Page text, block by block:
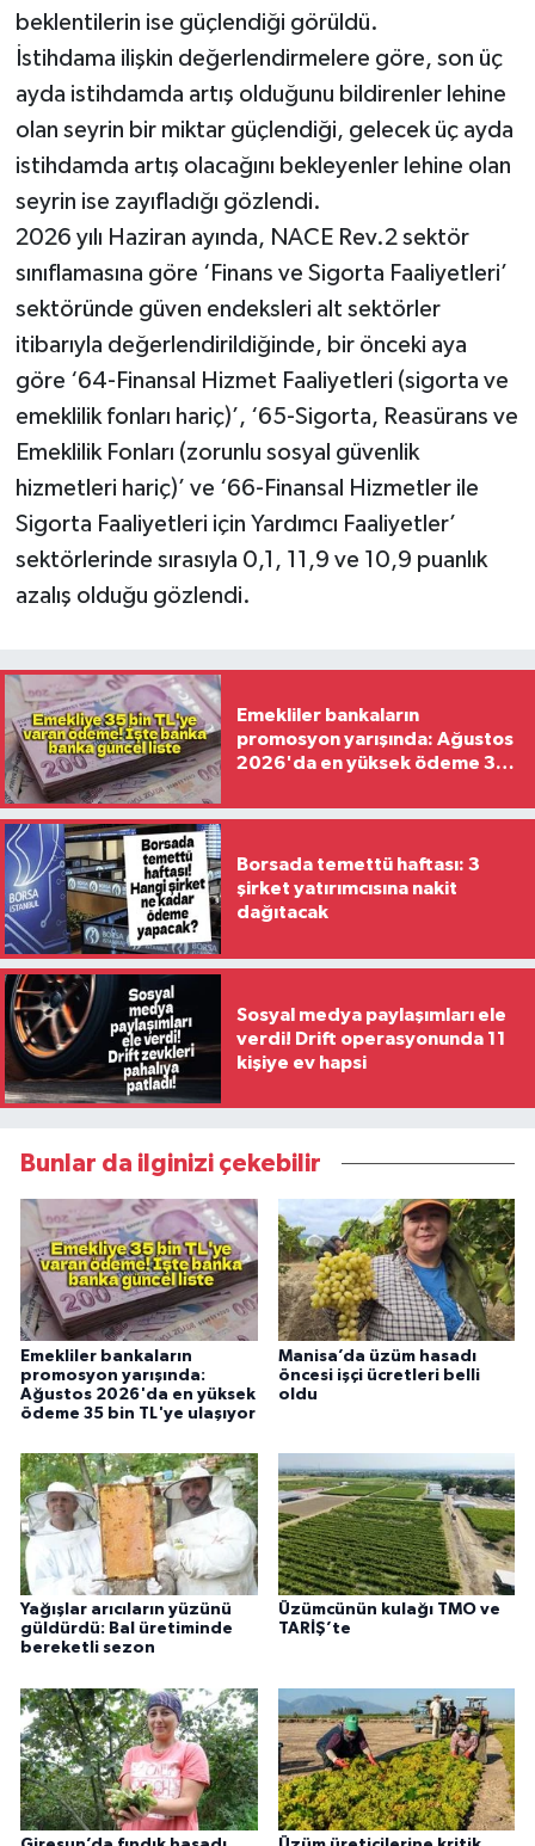
beklentilerin ise güçlendiği görüldü.
İstihdama ilişkin değerlendirmelere göre, son üç
ayda istihdamda artış olduğunu bildirenler lehine
olan seyrin bir miktar güçlendiği, gelecek üç ayda
istihdamda artış olacağını bekleyenler lehine olan
seyrin ise zayıfladığı gözlendi.
2026 yılı Haziran ayında, NACE Rev.2 sektör
sınıflamasına göre ‘Finans ve Sigorta Faaliyetleri’
sektöründe güven endeksleri alt sektörler
itibarıyla değerlendirildiğinde, bir önceki aya
göre ‘64-Finansal Hizmet Faaliyetleri (sigorta ve
emeklilik fonları hariç)’, ‘65-Sigorta, Reasürans ve
Emeklilik Fonları (zorunlu sosyal güvenlik
hizmetleri hariç)’ ve ‘66-Finansal Hizmetler ile
Sigorta Faaliyetleri için Yardımcı Faaliyetler’
sektörlerinde sırasıyla 0,1, 11,9 ve 10,9 puanlık
azalış olduğu gözlendi.
Emekliler bankaların
promosyon yarışında: Ağustos
2026'da en yüksek ödeme 35
Borsada temettü haftası: 3
şirket yatırımcısına nakit
dağıtacak
Sosyal medya paylaşımları ele
verdi! Drift operasyonunda 11
kişiye ev hapsi
Bunlar da ilginizi çekebilir
Emekliler bankaların
promosyon yarışında:
Ağustos 2026'da en yüksek
ödeme 35 bin TL'ye ulaşıyor
Manisa’da üzüm hasadı
öncesi işçi ücretleri belli
oldu
Yağışlar arıcıların yüzünü
güldürdü: Bal üretiminde
bereketli sezon
Üzümcünün kulağı TMO ve
TARİŞ’te